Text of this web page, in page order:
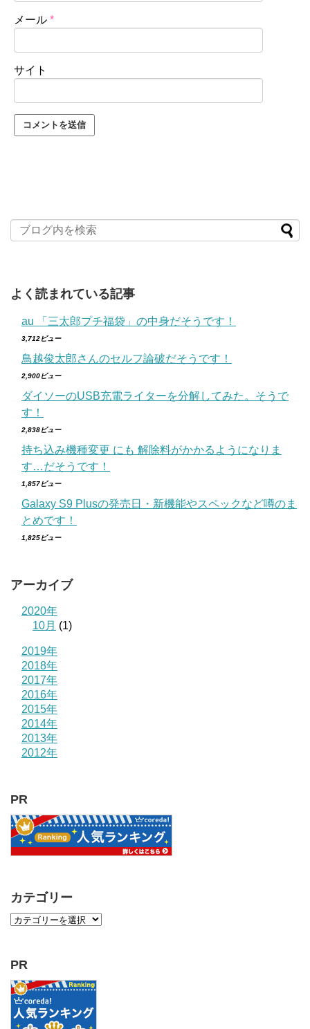
メール *
サイト
よく読まれている記事
au 「三太郎プチ福袋」の中身だそうです！
3,712ビュー
鳥越俊太郎さんのセルフ論破だそうです！
2,900ビュー
ダイソーのUSB充電ライターを分解してみた。そうで
す！
2,838ビュー
持ち込み機種変更 にも 解除料がかかるようになりま
す…だそうです！
1,857ビュー
Galaxy S9 Plusの発売日・新機能やスペックなど噂のま
とめです！
1,825ビュー
アーカイブ
2020年
10月 (1)
2019年
2018年
2017年
2016年
2015年
2014年
2013年
2012年
PR
カテゴリー
PR